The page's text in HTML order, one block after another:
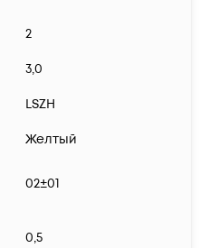
2
3,0
LSZH
Желтый
02±01
0,5